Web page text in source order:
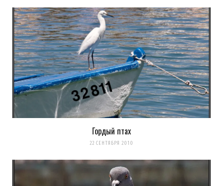
Гордый птах
22 СЕНТЯБРЯ 2010